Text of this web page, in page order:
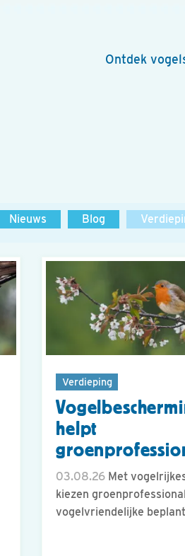
Ontdek
Nieuws Blog
Verdieping
helpt
03.08.26 Met
kiezen
vogelvriendelijke